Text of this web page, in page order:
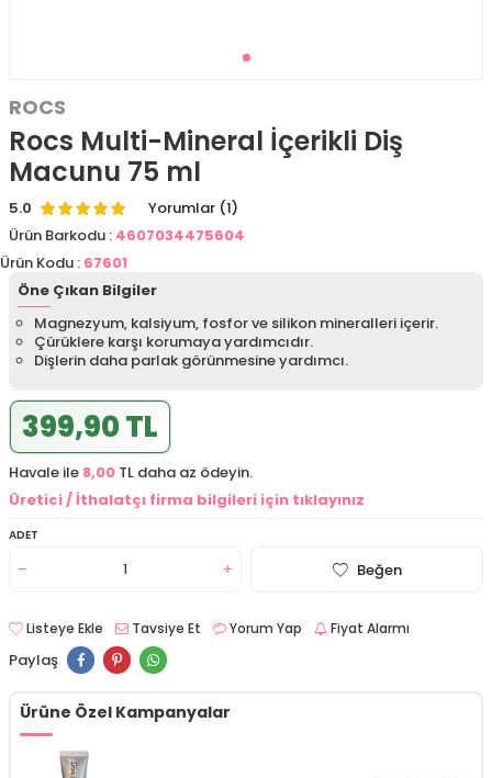
ROCS
Rocs Multi-Mineral İçerikli Diş
Macunu 75 ml
5.0
Yorumlar (1)
Ürün Barkodu : 4607034475604
Ürün Kodu : 67601
Öne Çıkan Bilgiler
Magnezyum, kalsiyum, fosfor ve silikon mineralleri içerir.
Çürüklere karşı korumaya yardımcıdır.
Dişlerin daha parlak görünmesine yardımcı.
399,90 TL
Havale ile 8,00 TL daha az ödeyin.
Üretici / İthalatçı firma bilgileri için tıklayınız
ADET
Beğen
Listeye Ekle Tavsiye Et Yorum Yap Fiyat Alarmı
Paylaş
Ürüne Özel Kampanyalar